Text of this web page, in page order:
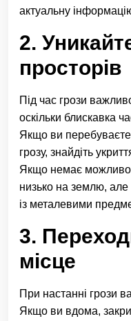
актуальну
2.
просторів
Під час грози
оскільки блискавка
Якщо ви перебуваєте
грозу, знайдіть
Якщо немає
низько на землю, але
із металевими
3.
місце
При настанні грози
Якщо ви вдома,